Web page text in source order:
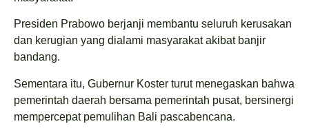
Presiden Prabowo berjanji membantu seluruh kerusakan
dan kerugian yang dialami masyarakat akibat banjir
bandang.
Sementara itu, Gubernur Koster turut menegaskan bahwa
pemerintah daerah bersama pemerintah pusat, bersinergi
mempercepat pemulihan Bali pascabencana.